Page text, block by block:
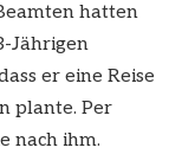
hatten
Jährigen
er eine Reise
plante. Per
nach ihm.